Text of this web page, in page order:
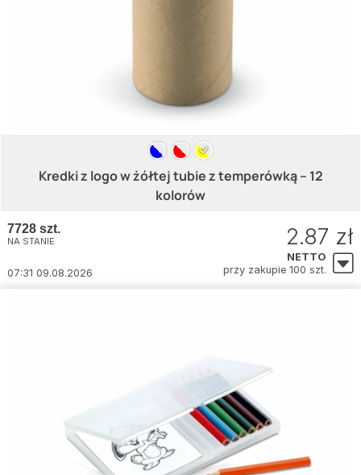
Kredki z logo w żółtej tubie z temperówką – 12
kolorów
7728 szt.
NA STANIE
07:31 09.08.2026
2.87 zł
NETTO
przy zakupie 100 szt.